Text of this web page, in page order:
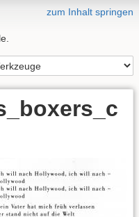
zum Inhalt springen